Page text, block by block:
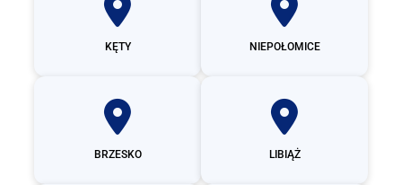
KĘTY NIEPOŁOMICE
BRZESKO LIBIĄŻ